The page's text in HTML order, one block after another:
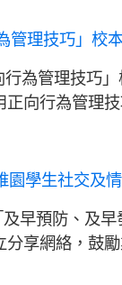
管理技巧」校
為管理技巧
向行為管理技
園學生社交及
早預防、及
享網絡，鼓